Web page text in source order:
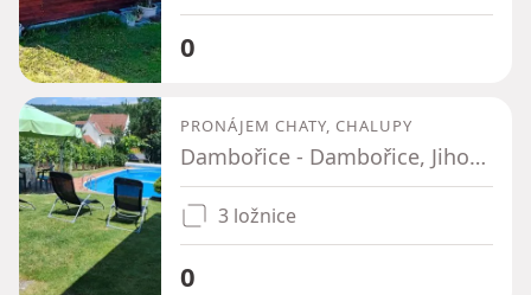
0
PRONÁJEM CHATY, CHALUPY
Dambořice - Dambořice, Jihomoravský kraj
3 ložnice
0